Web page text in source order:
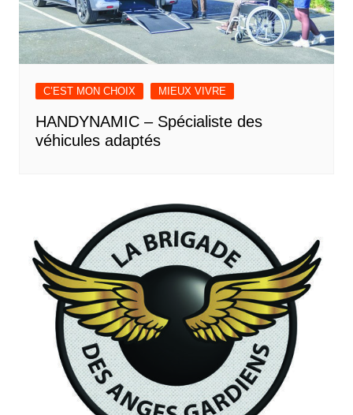
C’EST MON CHOIX MIEUX VIVRE
HANDYNAMIC – Spécialiste des
véhicules adaptés